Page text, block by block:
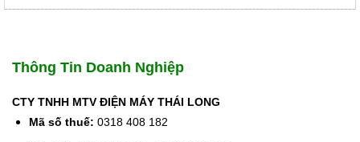
3.700.000 ₫.
là:
Thông Tin Doanh Nghiệp
CTY TNHH MTV ĐIỆN MÁY THÁI LONG
Mã số thuế: 0318 408 182